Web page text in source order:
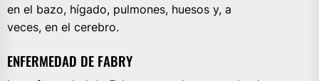
en el bazo, hígado, pulmones, huesos y, a
veces, en el cerebro.
ENFERMEDAD DE FABRY